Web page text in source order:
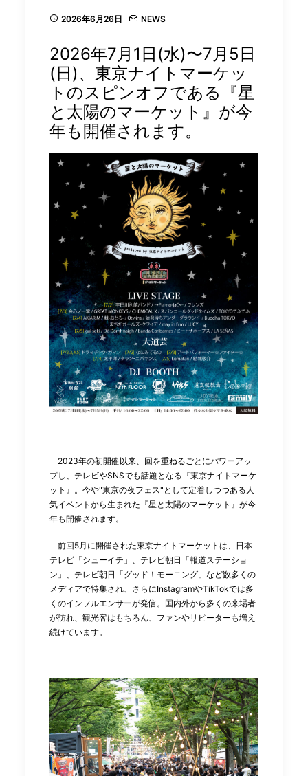
2026年6月26日 NEWS
2026年7月1日(水)〜7月5日
(日)、東京ナイトマーケッ
トのスピンオフである『星
と太陽のマーケット』が今
年も開催されます。
2023年の初開催以来、回を重ねるごとにパワーアッ
プし、テレビやSNSでも話題となる『東京ナイトマーケ
ット』。今や"東京の夜フェス"として定着しつつある人
気イベントから生まれた『星と太陽のマーケット』が今
年も開催されます。
前回5月に開催された東京ナイトマーケットは、日本
テレビ「シューイチ」、テレビ朝日「報道ステーショ
ン」、テレビ朝日「グッド！モーニング」など数多くの
メディアで特集され、さらにInstagramやTikTokでは多
くのインフルエンサーが発信。国内外から多くの来場者
が訪れ、観光客はもちろん、ファンやリピーターも増え
続けています。